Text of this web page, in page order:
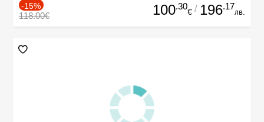
-15%
118.00€ 100.30
€ / 196.17
лв.